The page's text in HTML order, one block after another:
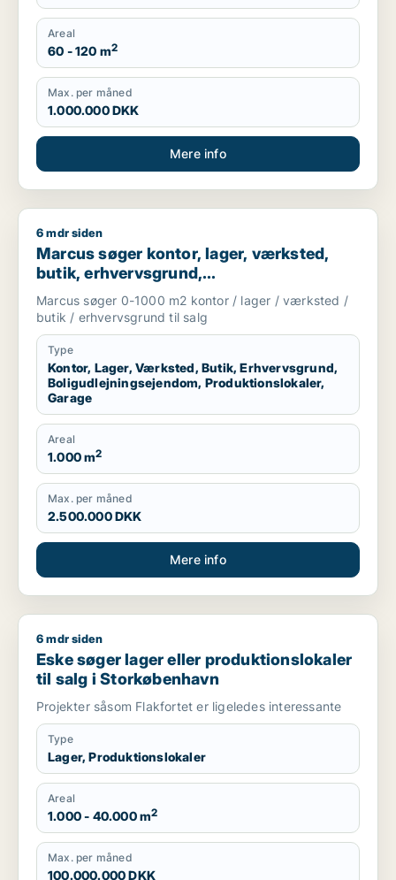
Areal
60 - 120 m2
Max. per måned
1.000.000 DKK
Mere info
Marcus søger kontor, lager, værksted, butik,
6 mdr siden
Marcus søger kontor, lager, værksted,
butik, erhvervsgrund,
boligudlejningsejendom,
produktionslokaler eller garage til salg i
Storkøbenhavn
Marcus søger 0-1000 m2 kontor / lager / værksted /
butik / erhvervsgrund til salg
Type
Kontor, Lager, Værksted, Butik, Erhvervsgrund,
Boligudlejningsejendom, Produktionslokaler,
Garage
Areal
1.000 m2
Max. per måned
2.500.000 DKK
Mere info
Eske søger lager eller produktionslokaler til salg i
6 mdr siden
Eske søger lager eller produktionslokaler
til salg i Storkøbenhavn
Projekter såsom Flakfortet er ligeledes interessante
Type
Lager, Produktionslokaler
Areal
1.000 - 40.000 m2
Max. per måned
100.000.000 DKK